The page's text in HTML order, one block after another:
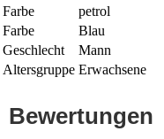
Farbe
petrol
Farbe
Blau
Geschlecht
Mann
Altersgruppe Erwachsene